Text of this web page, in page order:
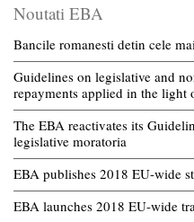
Noutati EBA
Bancile romanesti detin cele
Guidelines on legislative and
repayments applied in the
The EBA reactivates its
legislative moratoria
EBA publishes 2018 EU-wide
EBA launches 2018 EU-wide